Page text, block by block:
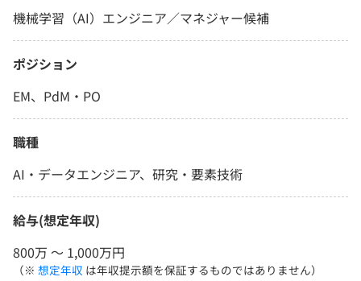
機械学習（AI）エンジニア／マネジャー候補
ポジション
EM、PdM・PO
職種
AI・データエンジニア、研究・要素技術
給与(想定年収)
800万 〜 1,000万円
（※ 想定年収 は年収提示額を保証するものではありません）